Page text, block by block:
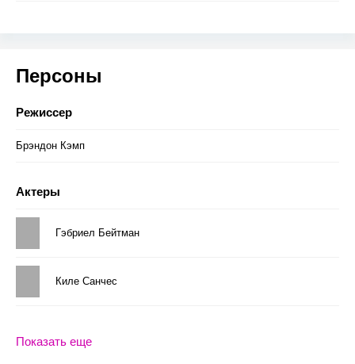
Персоны
Режиссер
Брэндон Кэмп
Актеры
Гэбриел Бейтман
Киле Санчес
Показать еще